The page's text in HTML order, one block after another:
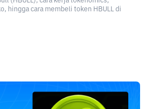
hingga cara membeli token HBULL di